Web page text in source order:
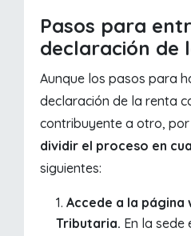
Pasos para
declaración de
Aunque los pasos para
declaración de la renta
contribuyente a otro,
dividir el proceso en
siguientes:
Accede a la página
Tributaria. En la sede